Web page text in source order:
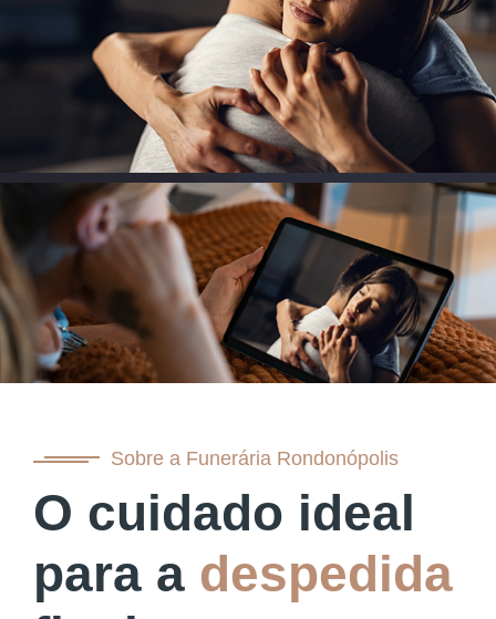
Sobre a Funerária Rondonópolis
O cuidado ideal
para a despedida